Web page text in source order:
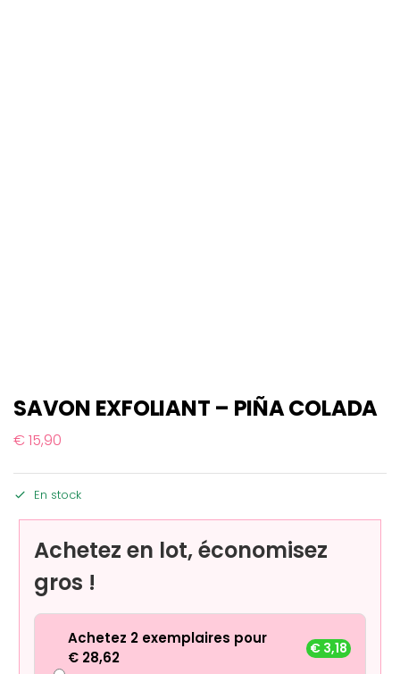
SAVON EXFOLIANT – PIÑA COLADA
€15,90
En stock
Achetez en lot, économisez
gros !
Achetez 2 exemplaires pour
€ 28,62
€ 3,18